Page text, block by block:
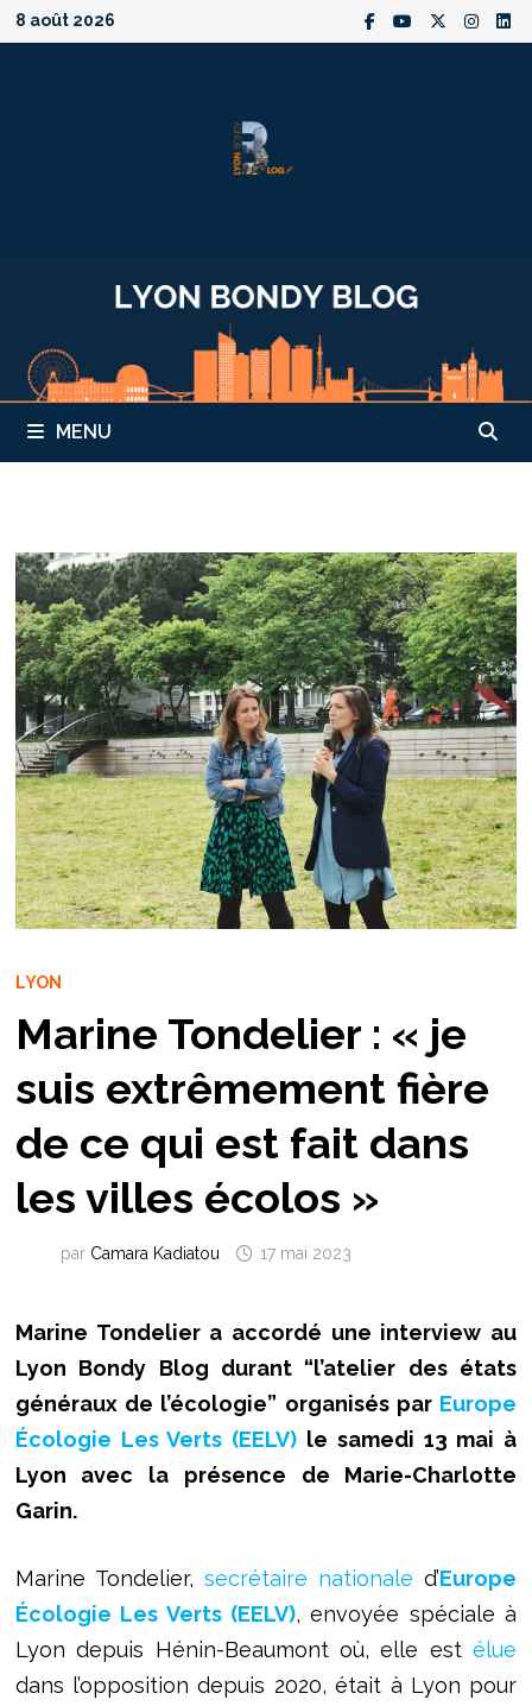
Passer
au
8 août 2026
MENU
LYON
Marine Tondelier : « je
suis extrêmement fière
de ce qui est fait dans
les villes écolos »
par Camara Kadiatou 17 mai 2023
Marine Tondelier a accordé une interview au
Lyon Bondy Blog durant “l’atelier des états
généraux de l’écologie” organisés par Europe
Écologie Les Verts (EELV) le samedi 13 mai à
Lyon avec la présence de Marie-Charlotte
Garin.
Marine Tondelier, secrétaire nationale d’Europe
Écologie Les Verts (EELV), envoyée spéciale à
Lyon depuis Hénin-Beaumont où, elle estélue
dans l’opposition depuis 2020, était à Lyon pour